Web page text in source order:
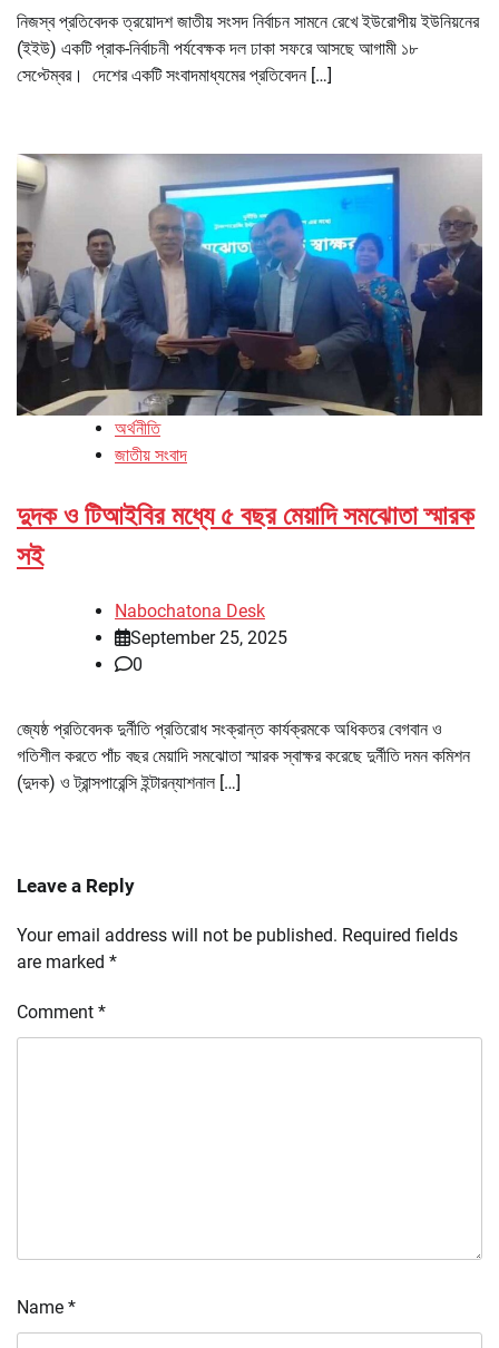
নিজস্ব প্রতিবেদক ত্রয়োদশ জাতীয় সংসদ নির্বাচন সামনে রেখে ইউরোপীয় ইউনিয়নের
(ইইউ) একটি প্রাক-নির্বাচনী পর্যবেক্ষক দল ঢাকা সফরে আসছে আগামী ১৮
সেপ্টেম্বর। দেশের একটি সংবাদমাধ্যমের প্রতিবেদন […]
অর্থনীতি
জাতীয় সংবাদ
দুদক ও টিআইবির মধ্যে ৫ বছর মেয়াদি সমঝোতা স্মারক
সই
Nabochatona Desk
September 25, 2025
0
জ্যেষ্ঠ প্রতিবেদক দুর্নীতি প্রতিরোধ সংক্রান্ত কার্যক্রমকে অধিকতর বেগবান ও
গতিশীল করতে পাঁচ বছর মেয়াদি সমঝোতা স্মারক স্বাক্ষর করেছে দুর্নীতি দমন কমিশন
(দুদক) ও ট্রান্সপারেন্সি ইন্টারন্যাশনাল […]
Leave a Reply
Your email address will not be published. Required fields
are marked *
Comment *
Name *